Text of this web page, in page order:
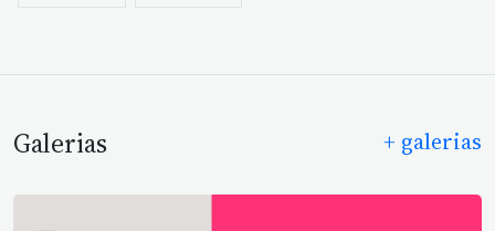
Galerias + galerias